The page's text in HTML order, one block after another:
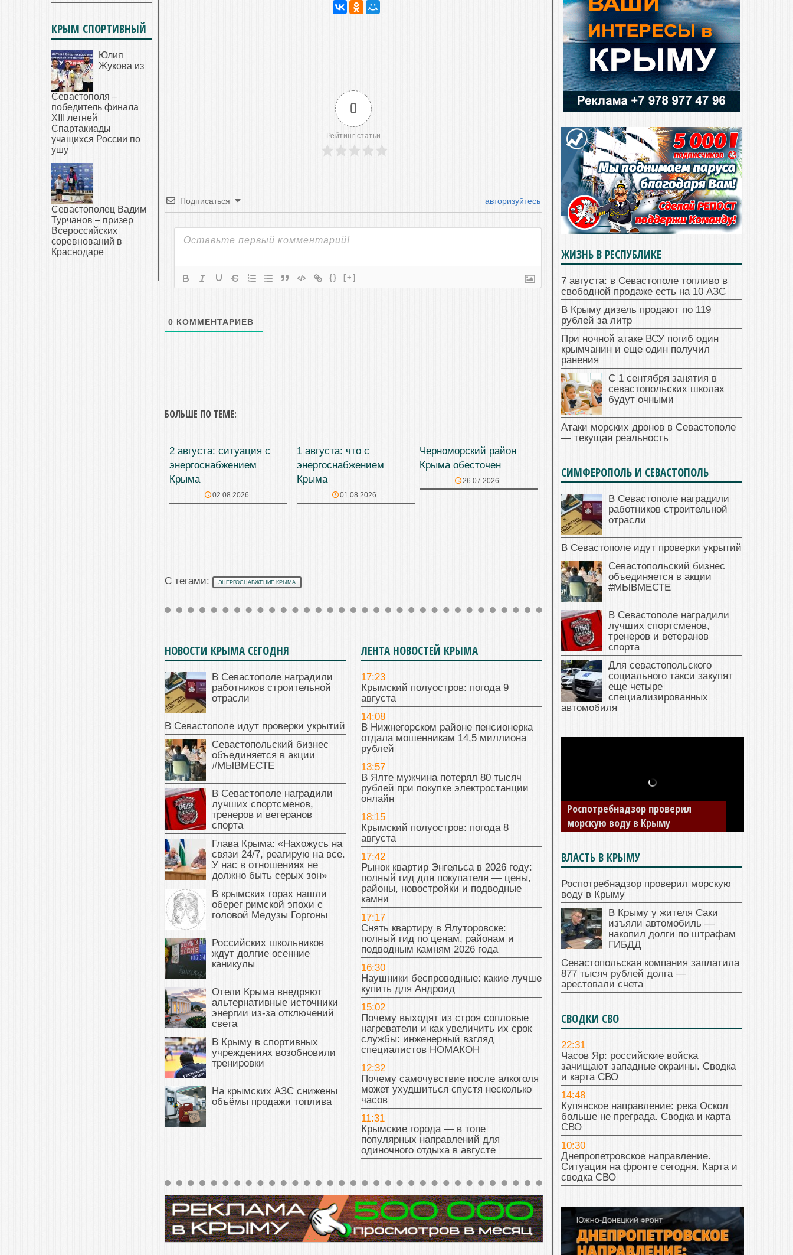
0
Рейтинг статьи
Подписаться авторизуйтесь
{} [+]
0 КОММЕНТАРИЕВ
БОЛЬШЕ ПО ТЕМЕ:
2 августа: ситуация с
энергоснабжением
Крыма
02.08.2026
1 августа: что с
энергоснабжением
Крыма
01.08.2026
Черноморский район
Крыма обесточен
26.07.2026
С тегами: ЭНЕРГОСНАБЖЕНИЕ КРЫМА
НОВОСТИ КРЫМА СЕГОДНЯ
В Севастополе наградили
работников строительной
отрасли
В Севастополе идут проверки укрытий
Севастопольский бизнес
объединяется в акции
#МЫВМЕСТЕ
В Севастополе наградили
лучших спортсменов,
тренеров и ветеранов
спорта
Глава Крыма: «Нахожусь на
связи 24/7, реагирую на все.
У нас в отношениях не
должно быть серых зон»
В крымских горах нашли
оберег римской эпохи с
головой Медузы Горгоны
Российских школьников
ждут долгие осенние
каникулы
Отели Крыма внедряют
альтернативные источники
энергии из-за отключений
света
В Крыму в спортивных
учреждениях возобновили
тренировки
На крымских АЗС снижены
объёмы продажи топлива
ЛЕНТА НОВОСТЕЙ КРЫМА
17:23
Крымский полуостров: погода 9
августа
14:08
В Нижнегорском районе пенсионерка
отдала мошенникам 14,5 миллиона
рублей
13:57
В Ялте мужчина потерял 80 тысяч
рублей при покупке электростанции
онлайн
18:15
Крымский полуостров: погода 8
августа
17:42
Рынок квартир Энгельса в 2026 году:
полный гид для покупателя — цены,
районы, новостройки и подводные
камни
17:17
Снять квартиру в Ялуторовске:
полный гид по ценам, районам и
подводным камням 2026 года
16:30
Наушники беспроводные: какие лучше
купить для Андроид
15:02
Почему выходят из строя сопловые
нагреватели и как увеличить их срок
службы: инженерный взгляд
специалистов НОМАКОН
12:32
Почему самочувствие после алкоголя
может ухудшиться спустя несколько
часов
11:31
Крымские города — в топе
популярных направлений для
одиночного отдыха в августе
КРЫМ СПОРТИВНЫЙ
Юлия
Жукова из
Севастополя –
победитель финала
XIII летней
Спартакиады
учащихся России по
ушу
Севастополец Вадим
Турчанов – призер
Всероссийских
соревнований в
Краснодаре
ЖИЗНЬ В РЕСПУБЛИКЕ
7 августа: в Севастополе топливо в
свободной продаже есть на 10 АЗС
В Крыму дизель продают по 119
рублей за литр
При ночной атаке ВСУ погиб один
крымчанин и еще один получил
ранения
С 1 сентября занятия в
севастопольских школах
будут очными
Атаки морских дронов в Севастополе
— текущая реальность
СИМФЕРОПОЛЬ И СЕВАСТОПОЛЬ
В Севастополе наградили
работников строительной
отрасли
В Севастополе идут проверки укрытий
Севастопольский бизнес
объединяется в акции
#МЫВМЕСТЕ
В Севастополе наградили
лучших спортсменов,
тренеров и ветеранов
спорта
Для севастопольского
социального такси закупят
еще четыре
специализированных
автомобиля
Роспотребнадзор проверил
морскую воду в Крыму
ВЛАСТЬ В КРЫМУ
Роспотребнадзор проверил морскую
воду в Крыму
В Крыму у жителя Саки
изъяли автомобиль —
накопил долги по штрафам
ГИБДД
Севастопольская компания заплатила
877 тысяч рублей долга —
арестовали счета
СВОДКИ СВО
22:31
Часов Яр: российские войска
зачищают западные окраины. Сводка
и карта СВО
14:48
Купянское направление: река Оскол
больше не преграда. Сводка и карта
СВО
10:30
Днепропетровское направление.
Ситуация на фронте сегодня. Карта и
сводка СВО